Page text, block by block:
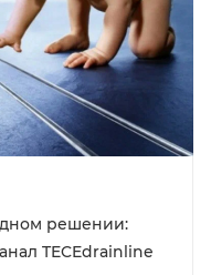
решении:
TECEdrainline